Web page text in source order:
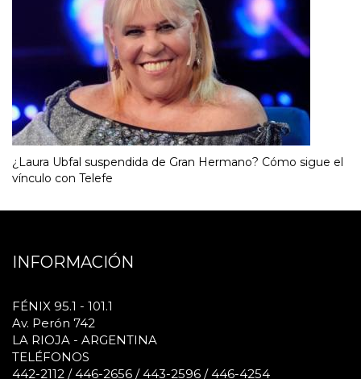
¿Laura Ubfal suspendida de Gran Hermano? Cómo sigue el
vínculo con Telefe
INFORMACIÓN
FÉNIX 95.1 - 101.1
Av. Perón 742
LA RIOJA - ARGENTINA
TELÉFONOS
442-2112 / 446-2656 / 443-2596 / 446-4254